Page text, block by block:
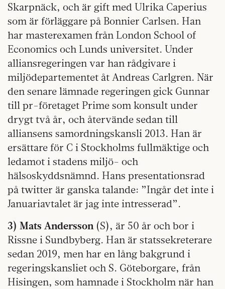
Skarpnäck, och är gift med Ulrika Caperius
som är förläggare på Bonnier Carlsen. Han
har masterexamen från London School of
Economics och Lunds universitet. Under
alliansregeringen var han rådgivare i
miljödepartementet åt Andreas Carlgren. När
den senare lämnade regeringen gick Gunnar
till pr-företaget Prime som konsult under
drygt två år, och återvände sedan till
alliansens samordningskansli 2013. Han är
ersättare för C i Stockholms fullmäktige och
ledamot i stadens miljö- och
hälsoskyddsnämnd. Hans presentationsrad
på twitter är ganska talande: ”Ingår det inte i
Januariavtalet är jag inte intresserad”.
3) Mats Andersson(S), är 50 år och bor i
Rissne i Sundbyberg. Han är statssekreterare
sedan 2019, men har en lång bakgrund i
regeringskansliet och S. Göteborgare, från
Hisingen, som hamnade i Stockholm när han